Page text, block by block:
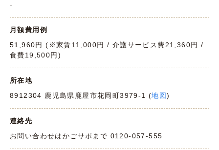
-
月額費用例
51,960円 (※家賃11,000円 / 介護サービス費21,360円 /
食費19,500円)
所在地
8912304 鹿児島県鹿屋市花岡町3979-1 (地図)
連絡先
お問い合わせはかごサポまで 0120-057-555